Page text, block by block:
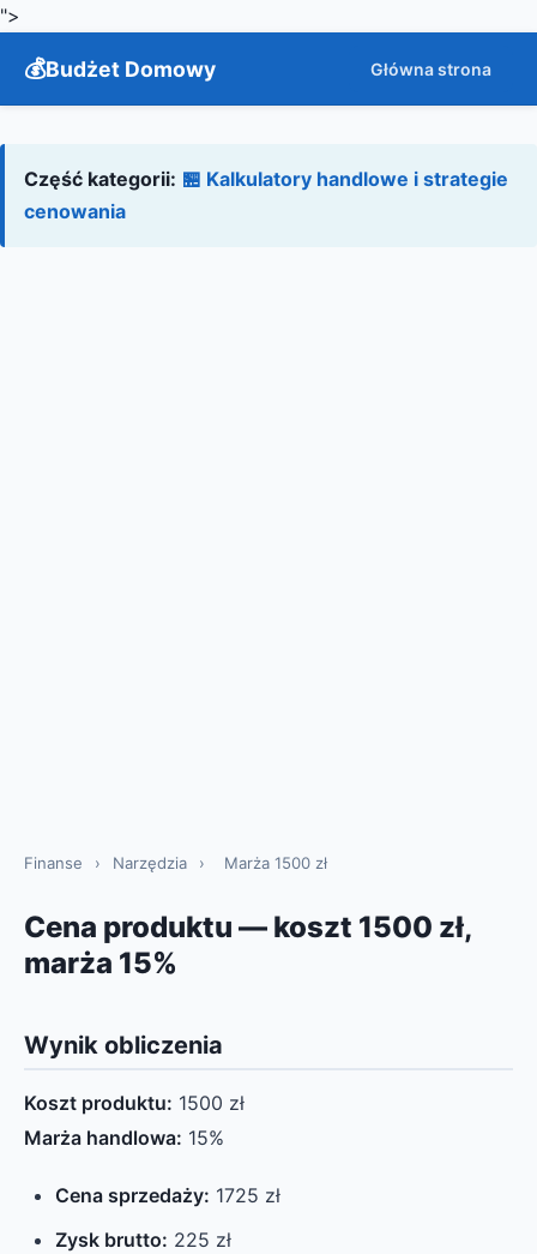
">
Budżet Domowy Główna strona
Część kategorii: 🏪 Kalkulatory handlowe i strategie
cenowania
Finanse › Narzędzia › Marża 1500 zł
Cena produktu — koszt 1500 zł,
marża 15%
Wynik obliczenia
Koszt produktu: 1500 zł
Marża handlowa: 15%
Cena sprzedaży: 1725 zł
Zysk brutto: 225 zł